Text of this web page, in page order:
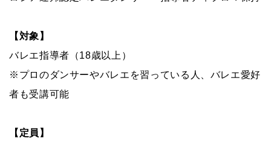
【対象】
バレエ指導者（18歳以上）
※プロのダンサーやバレエを習っている人、バレエ愛好
者も受講可能
【定員】